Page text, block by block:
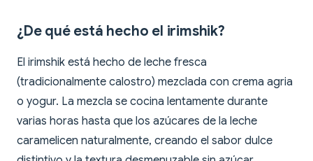
¿De qué está hecho el irimshik?
El irimshik está hecho de leche fresca
(tradicionalmente calostro) mezclada con crema agria
o yogur. La mezcla se cocina lentamente durante
varias horas hasta que los azúcares de la leche
caramelicen naturalmente, creando el sabor dulce